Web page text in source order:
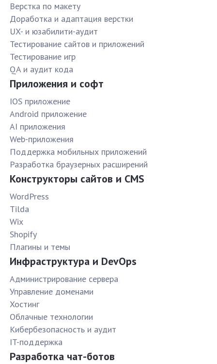
Верстка по макету
Доработка и адаптация верстки
UX- и юзабилити-аудит
Тестирование сайтов и приложений
Тестирование игр
QA и аудит кода
Приложения и софт
IOS приложение
Android приложение
AI приложения
Web-приложения
Поддержка мобильных приложений
Разработка браузерных расширений
Конструкторы сайтов и CMS
WordPress
Tilda
Wix
Shopify
Плагины и темы
Инфраструктура и DevOps
Администрирование сервера
Управление доменами
Хостинг
Облачные технологии
Кибербезопасность и аудит
IT-поддержка
Разработка чат-ботов